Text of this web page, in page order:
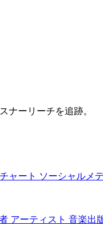
ナーリーチを追跡。
チャート ソーシャルメ
アーティスト 音楽出